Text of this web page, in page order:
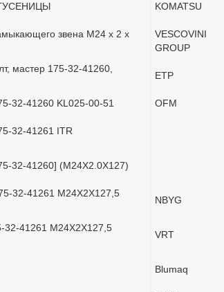
KOMATSU
звена M24 x 2 x
VESCOVINI
GROUP
мастер 175-32-41260,
ETP
32-41260 KL025-00-51 OFM
32-41261 ITR
32-41260] (M24X2.0X127)
32-41261 M24X2X127,5
NBYG
32-41261 M24X2X127,5
VRT
Blumaq